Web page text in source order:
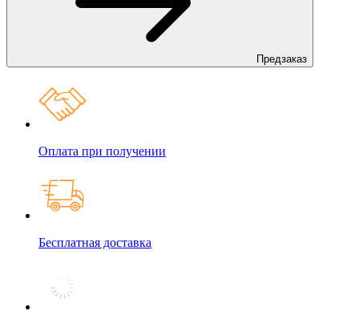
Предзаказ
Оплата при получении
Бесплатная доставка